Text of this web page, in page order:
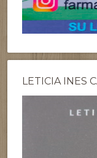
LETICIA INES